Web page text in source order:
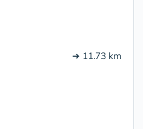
➔ 11.73 km